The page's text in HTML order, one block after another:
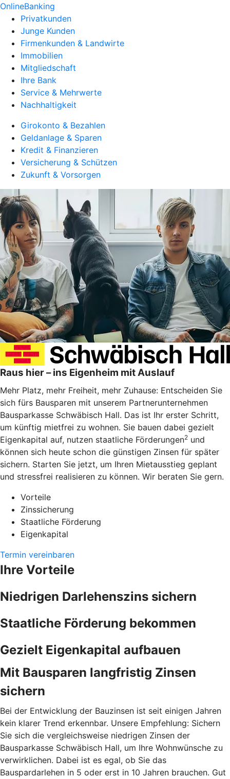
OnlineBanking
Privatkunden
Junge Kunden
Firmenkunden & Landwirte
Immobilien
Mitgliedschaft
Ihre Bank
Service & Mehrwerte
Nachhaltigkeit
Girokonto & Bezahlen
Geldanlage & Sparen
Kredit & Finanzieren
Versicherung & Schützen
Zukunft & Vorsorgen
Raus hier – ins Eigenheim mit Auslauf
Mehr Platz, mehr Freiheit, mehr Zuhause: Entscheiden Sie
sich fürs Bausparen mit unserem Partnerunternehmen
Bausparkasse Schwäbisch Hall. Das ist Ihr erster Schritt,
um künftig mietfrei zu wohnen. Sie bauen dabei gezielt
Eigenkapital auf, nutzen staatliche Förderungen2 und
können sich heute schon die günstigen Zinsen für später
sichern. Starten Sie jetzt, um Ihren Mietausstieg geplant
und stressfrei realisieren zu können. Wir beraten Sie gern.
Vorteile
Zinssicherung
Staatliche Förderung
Eigenkapital
Termin vereinbaren
Ihre Vorteile
Niedrigen Darlehenszins sichern
Staatliche Förderung bekommen
Gezielt Eigenkapital aufbauen
Mit Bausparen langfristig Zinsen
sichern
Bei der Entwicklung der Bauzinsen ist seit einigen Jahren
kein klarer Trend erkennbar. Unsere Empfehlung: Sichern
Sie sich die vergleichsweise niedrigen Zinsen der
Bausparkasse Schwäbisch Hall, um Ihre Wohnwünsche zu
verwirklichen. Dabei ist es egal, ob Sie das
Bauspardarlehen in 5 oder erst in 10 Jahren brauchen. Gut